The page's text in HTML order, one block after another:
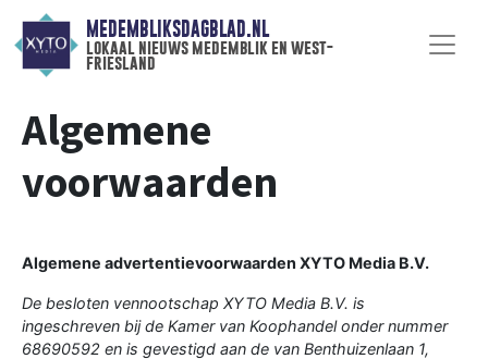
MEDEMBLIKSDAGBLAD.NL
lokaal nieuws medemblik en west-
friesland
Algemene
voorwaarden
Algemene advertentievoorwaarden XYTO Media B.V.
De besloten vennootschap XYTO Media B.V. is
ingeschreven bij de Kamer van Koophandel onder nummer
68690592 en is gevestigd aan de van Benthuizenlaan 1,